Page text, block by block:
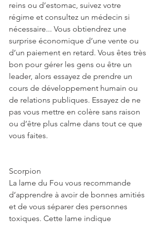
reins ou d’estomac, suivez votre
régime et consultez un médecin si
nécessaire... Vous obtiendrez une
surprise économique d’une vente ou
d’un paiement en retard. Vous êtes très
bon pour gérer les gens ou être un
leader, alors essayez de prendre un
cours de développement humain ou
de relations publiques. Essayez de ne
pas vous mettre en colère sans raison
ou d’être plus calme dans tout ce que
vous faites.
Scorpion
La lame du Fou vous recommande
d’apprendre à avoir de bonnes amitiés
et de vous séparer des personnes
toxiques. Cette lame indique